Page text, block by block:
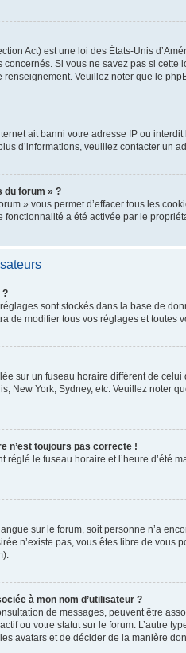
Act) est une loi des États-Unis
Si vous ne savez pas si
Veuillez noter que le
ait banni votre adresse IP ou
d’informations, veuillez contacter un
du forum » ?
» vous permet d’effacer tous les
fonctionnalité a été activée par le
?
sont stockés dans la base de
de modifier tous vos réglages et toutes
sur un fuseau horaire différent de
New York, Sydney, etc. Veuillez noter
n’est toujours pas correcte !
réglé le fuseau horaire et l’heure d’été
sur le forum, soit personne n’a
n’existe pas, vous êtes libre de
à mon nom d’utilisateur ?
de messages, peuvent être
ou votre statut sur le forum. L’autre
avatars et de décider de la manière